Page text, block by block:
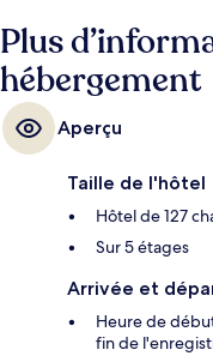
Plus
hébergement
Aperçu
Taille de l'hôtel
Hôtel de 127
Sur 5 étages
Arrivée et
Heure de
fin de